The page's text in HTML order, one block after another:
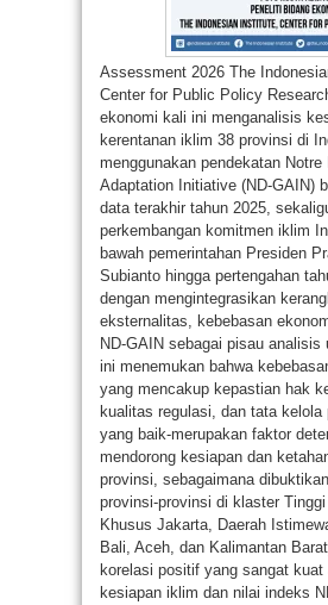
Assessment 2026 The
Center for Public Policy
ekonomi kali ini menganalisis
kerentanan iklim 38 provinsi di
menggunakan pendekatan Notre
Adaptation Initiative (ND-GAIN)
data terakhir tahun 2025,
perkembangan komitmen iklim
bawah pemerintahan Presiden
Subianto hingga pertengahan
dengan mengintegrasikan
eksternalitas, kebebasan
ND-GAIN sebagai pisau analisis
ini menemukan bahwa
yang mencakup kepastian hak
kualitas regulasi, dan tata kelola
yang baik-merupakan faktor
mendorong kesiapan dan
provinsi, sebagaimana
provinsi-provinsi di klaster Tinggi
Khusus Jakarta, Daerah
Bali, Aceh, dan Kalimantan
korelasi positif yang sangat kuat
kesiapan iklim dan nilai indeks